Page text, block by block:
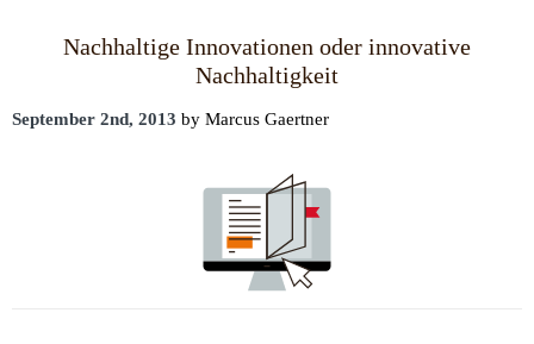
Nachhaltige Innovationen oder innovative
Nachhaltigkeit
September 2nd, 2013 by Marcus Gaertner